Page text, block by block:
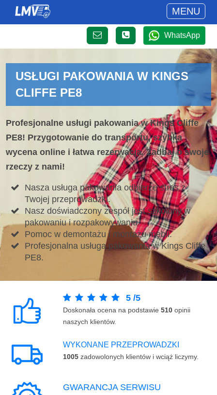
MENU
WhatsApp
USŁUGI PAKOWANIA W KINGS
CLIFFE PE8
Profesjonalne usługi pakowania w Kings Cliffe
PE8! Przygotowanie do transportu, szybka
wycena online i łatwa rezerwacja. Zadbaj o swoje
rzeczy z nami!
Nasza usługa pakowania odbierze stres z
Twojej przeprowadzki.
Nasz doświadczony zespół jest szkolony w
pakowaniu i rozpakowywaniu.
Pomoc w demontażu i montażu mebli.
Profesjonalna usługa pakowania w Kings Cliffe
PE8.
5 /5
Doskonała ocena na podstawie 510 opinii
naszych klientów.
WYKONANE PRZEPROWADZKI
1005 zadowolonych klientów i wciąż liczymy.
GWARANCJA SERWISU